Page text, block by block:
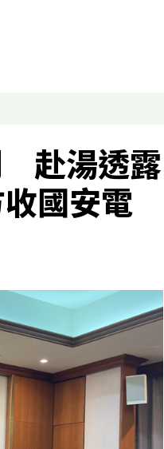
赴湯透露
國安電